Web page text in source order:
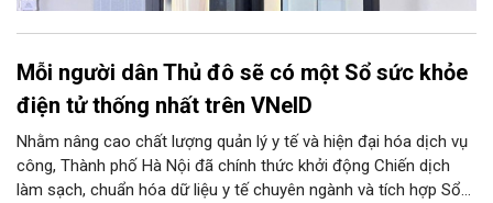
Mỗi người dân Thủ đô sẽ có một Sổ sức khỏe
điện tử thống nhất trên VNeID
Nhằm nâng cao chất lượng quản lý y tế và hiện đại hóa dịch vụ
công, Thành phố Hà Nội đã chính thức khởi động Chiến dịch
làm sạch, chuẩn hóa dữ liệu y tế chuyên ngành và tích hợp Sổ